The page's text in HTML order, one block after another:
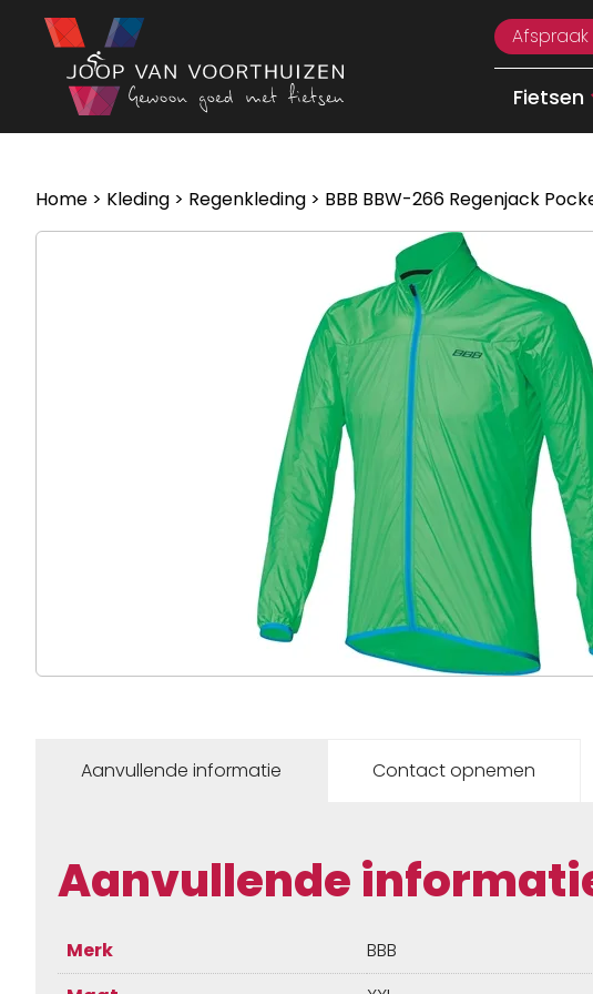
Ga naar de inhoud
Fietsen
Home > Kleding > Regenkleding > BBB BBW-266 Regenjack
Aanvullende informatie Contact opnemen
Aanvullende
Merk
BBB